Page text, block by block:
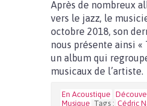
Après de nombreux
vers le jazz, le
octobre 2018, son
nous présente ainsi «
un album qui
musicaux de l’artiste.
En Acoustique
Musique Tags : Cédric